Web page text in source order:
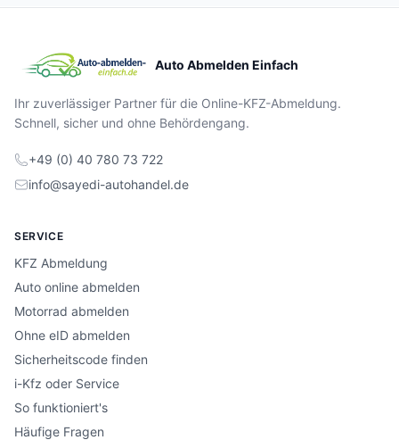
Auto Abmelden Einfach
Ihr zuverlässiger Partner für die Online-KFZ-Abmeldung.
Schnell, sicher und ohne Behördengang.
+49 (0) 40 780 73 722
info@sayedi-autohandel.de
SERVICE
KFZ Abmeldung
Auto online abmelden
Motorrad abmelden
Ohne eID abmelden
Sicherheitscode finden
i-Kfz oder Service
So funktioniert's
Häufige Fragen